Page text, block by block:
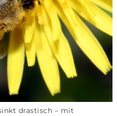
drastisch – mit